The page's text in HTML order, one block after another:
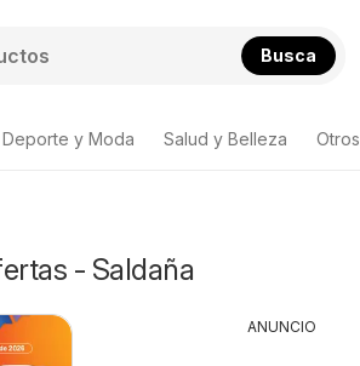
Busca
Deporte y Moda Salud y Belleza Otros
- Saldaña
ANUNCIO